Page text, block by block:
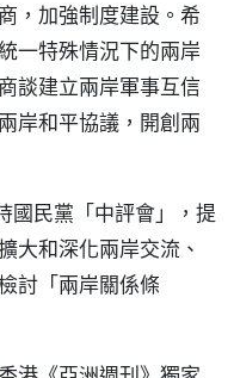
，加強制度建設。希
一特殊情況下的兩岸
談建立兩岸軍事互信
岸和平協議，開創兩
國民黨「中評會」，提
大和深化兩岸交流、
討「兩岸關係條